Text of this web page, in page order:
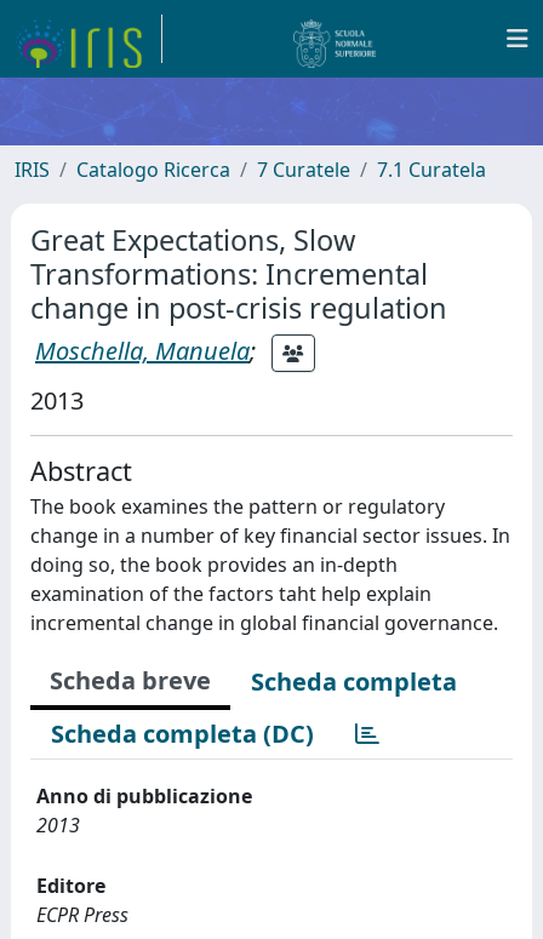
IRIS Catalogo Ricerca 7 Curatele 7.1 Curatela
Great Expectations, Slow
Transformations: Incremental
change in post-crisis regulation
Moschella, Manuela;
2013
Abstract
The book examines the pattern or regulatory
change in a number of key financial sector issues. In
doing so, the book provides an in-depth
examination of the factors taht help explain
incremental change in global financial governance.
Scheda breve
Scheda completa
Scheda completa (DC)
Anno di pubblicazione
2013
Editore
ECPR Press